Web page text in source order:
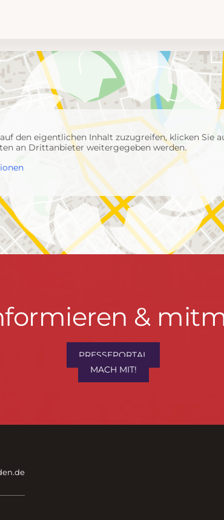
den eigentlichen Inhalt zuzugreifen, klicken Sie
an Drittanbieter weitergegeben werden.
&
PRESSEPORTAL
MACH MIT!